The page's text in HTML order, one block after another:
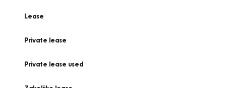
Lease
Private lease
Private lease used